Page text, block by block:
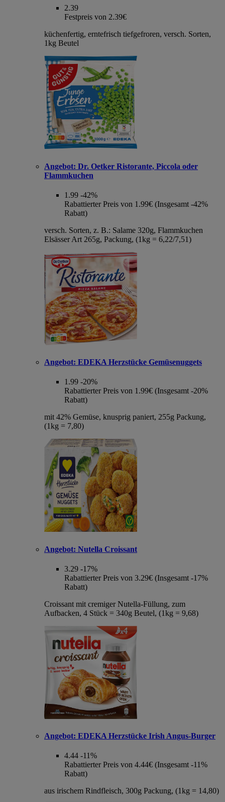
2.39
Festpreis von 2.39€
küchenfertig, erntefrisch tiefgefroren, versch. Sorten,
1kg Beutel
Angebot: Dr. Oetker Ristorante, Piccola oder
Flammkuchen
1.99 -42%
Rabattierter Preis von 1.99€ (Insgesamt -42%
Rabatt)
versch. Sorten, z. B.: Salame 320g, Flammkuchen
Elsässer Art 265g, Packung, (1kg = 6,22/7,51)
Angebot: EDEKA Herzstücke Gemüsenuggets
1.99 -20%
Rabattierter Preis von 1.99€ (Insgesamt -20%
Rabatt)
mit 42% Gemüse, knusprig paniert, 255g Packung,
(1kg = 7,80)
Angebot: Nutella Croissant
3.29 -17%
Rabattierter Preis von 3.29€ (Insgesamt -17%
Rabatt)
Croissant mit cremiger Nutella-Füllung, zum
Aufbacken, 4 Stück = 340g Beutel, (1kg = 9,68)
Angebot: EDEKA Herzstücke Irish Angus-Burger
4.44 -11%
Rabattierter Preis von 4.44€ (Insgesamt -11%
Rabatt)
aus irischem Rindfleisch, 300g Packung, (1kg = 14,80)